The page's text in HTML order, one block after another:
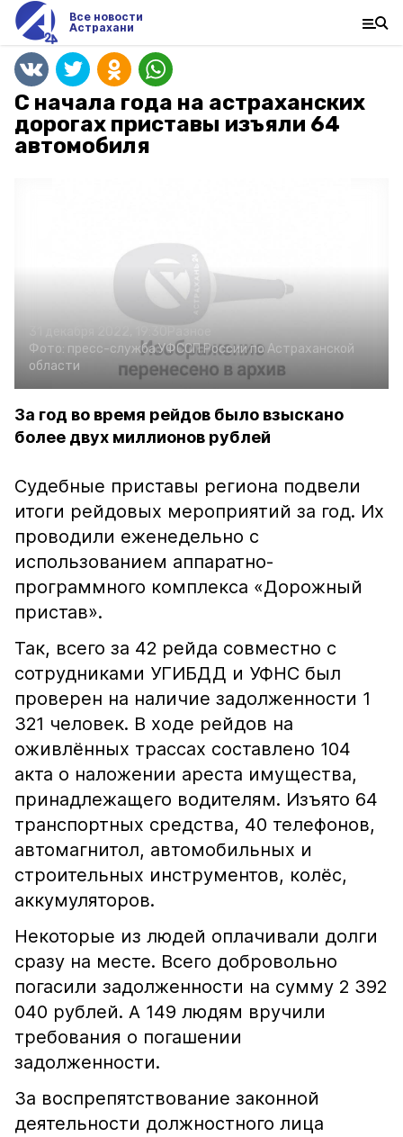
Все новости
Астрахани
С начала года на астраханских
дорогах приставы изъяли 64
автомобиля
Фото: пресс-служба УФССП России по Астраханской
области
За год во время рейдов было взыскано
более двух миллионов рублей
Судебные приставы региона подвели
итоги рейдовых мероприятий за год. Их
проводили еженедельно с
использованием аппаратно-
программного комплекса «Дорожный
пристав».
Так, всего за 42 рейда совместно с
сотрудниками УГИБДД и УФНС был
проверен на наличие задолженности 1
321 человек. В ходе рейдов на
оживлённых трассах составлено 104
акта о наложении ареста имущества,
принадлежащего водителям. Изъято 64
транспортных средства, 40 телефонов,
автомагнитол, автомобильных и
строительных инструментов, колёс,
аккумуляторов.
Некоторые из людей оплачивали долги
сразу на месте. Всего добровольно
погасили задолженности на сумму 2 392
040 рублей. А 149 людям вручили
требования о погашении
задолженности.
За воспрепятствование законной
деятельности должностного лица